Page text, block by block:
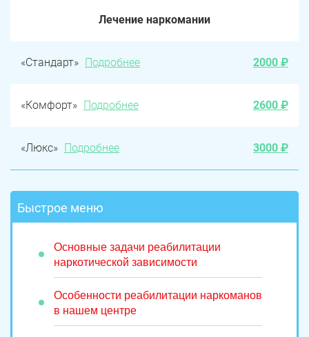
Лечение наркомании
«Стандарт» Подробнее 2000 ₽
«Комфорт» Подробнее 2600 ₽
«Люкс» Подробнее 3000 ₽
Быстрое меню
Основные задачи реабилитации
наркотической зависимости
Особенности реабилитации наркоманов
в нашем центре